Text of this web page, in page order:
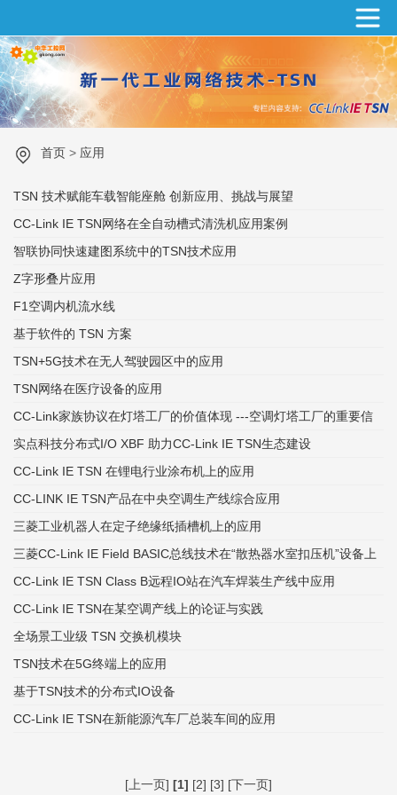
首页 > 应用
TSN 技术赋能车载智能座舱 创新应用、挑战与展望
CC-Link IE TSN网络在全自动槽式清洗机应用案例
智联协同快速建图系统中的TSN技术应用
Z字形叠片应用
F1空调内机流水线
基于软件的 TSN 方案
TSN+5G技术在无人驾驶园区中的应用
TSN网络在医疗设备的应用
CC-Link家族协议在灯塔工厂的价值体现 ---空调灯塔工厂的重要信
息传递纽带
实点科技分布式I/O XBF 助力CC-Link IE TSN生态建设
CC-Link IE TSN 在锂电行业涂布机上的应用
CC-LINK IE TSN产品在中央空调生产线综合应用
三菱工业机器人在定子绝缘纸插槽机上的应用
三菱CC-Link IE Field BASIC总线技术在“散热器水室扣压机”设备上
的应用
CC-Link IE TSN Class B远程IO站在汽车焊装生产线中应用
CC-Link IE TSN在某空调产线上的论证与实践
全场景工业级 TSN 交换机模块
TSN技术在5G终端上的应用
基于TSN技术的分布式IO设备
CC-Link IE TSN在新能源汽车厂总装车间的应用
[上一页] [1] [2] [3] [下一页]